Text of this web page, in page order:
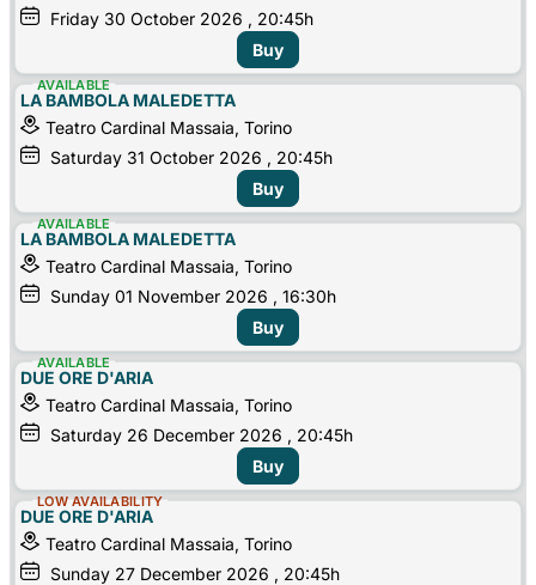
Friday 30 October 2026 , 20:45h
Buy
LA BAMBOLA MALEDETTA
Teatro Cardinal Massaia, Torino
Saturday 31 October 2026 , 20:45h
AVAILABLE
Buy
LA BAMBOLA MALEDETTA
Teatro Cardinal Massaia, Torino
Sunday 01 November 2026 , 16:30h
AVAILABLE
Buy
DUE ORE D'ARIA
Teatro Cardinal Massaia, Torino
Saturday 26 December 2026 , 20:45h
AVAILABLE
Buy
DUE ORE D'ARIA
Teatro Cardinal Massaia, Torino
Sunday 27 December 2026 , 20:45h
LOW AVAILABILITY